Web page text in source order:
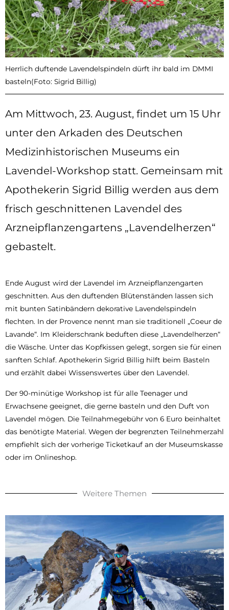
Herrlich duftende Lavendelspindeln dürft ihr bald im DMMI
basteln(Foto: Sigrid Billig)
Am Mittwoch, 23. August, findet um 15 Uhr
unter den Arkaden des Deutschen
Medizinhistorischen Museums ein
Lavendel-Workshop statt. Gemeinsam mit
Apothekerin Sigrid Billig werden aus dem
frisch geschnittenen Lavendel des
Arzneipflanzengartens „Lavendelherzen“
gebastelt.
Ende August wird der Lavendel im Arzneipflanzengarten
geschnitten. Aus den duftenden Blütenständen lassen sich
mit bunten Satinbändern dekorative Lavendelspindeln
flechten. In der Provence nennt man sie traditionell „Coeur de
Lavande“. Im Kleiderschrank beduften diese „Lavendelherzen“
die Wäsche. Unter das Kopfkissen gelegt, sorgen sie für einen
sanften Schlaf. Apothekerin Sigrid Billig hilft beim Basteln
und erzählt dabei Wissenswertes über den Lavendel.
Der 90-minütige Workshop ist für alle Teenager und
Erwachsene geeignet, die gerne basteln und den Duft von
Lavendel mögen. Die Teilnahmegebühr von 6 Euro beinhaltet
das benötigte Material. Wegen der begrenzten Teilnehmerzahl
empfiehlt sich der vorherige Ticketkauf an der Museumskasse
oder im Onlineshop.
Weitere Themen